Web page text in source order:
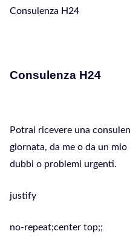
Consulenza H24
Consulenza H24
Potrai ricevere una
giornata, da me o da un
dubbi o problemi urgenti.
justify
no-repeat;center top;;